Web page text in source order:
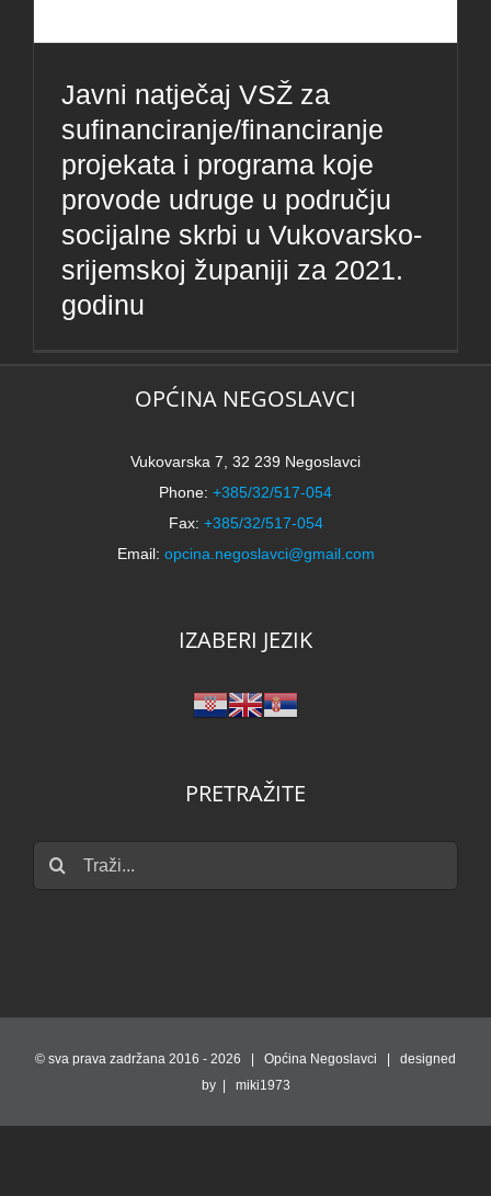
Javni natječaj VSŽ za
sufinanciranje/financiranje
projekata i programa koje
provode udruge u području
socijalne skrbi u Vukovarsko-
srijemskoj županiji za 2021.
godinu
OPĆINA NEGOSLAVCI
Vukovarska 7, 32 239 Negoslavci
Phone: +385/32/517-054
Fax: +385/32/517-054
Email: opcina.negoslavci@gmail.com
IZABERI JEZIK
PRETRAŽITE
Traži...
© sva prava zadržana 2016 - 2026 | Općina Negoslavci | designed
by | miki1973